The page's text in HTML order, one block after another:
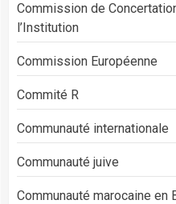
Commission de
l’Institution
Commission Européenne
Commité R
Communauté internationale
Communauté juive
Communauté marocaine en